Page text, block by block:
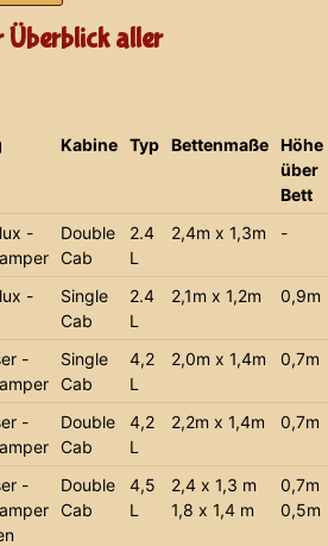
Überblick aller
Kabine Typ Bettenmaße Höhe
über
Bett
-
Double
Cab
2.4
L
2,4m x 1,3m -
-
Single
Cab
2.4
L
2,1m x 1,2m 0,9m
-
Single
Cab
4,2
L
2,0m x 1,4m 0,7m
-
Double
Cab
4,2
L
2,2m x 1,4m 0,7m
-
Double
Cab
4,5
L
2,4 x 1,3 m
1,8 x 1,4 m
0,7m
0,5m